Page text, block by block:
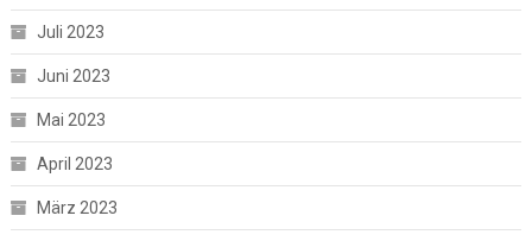
Juli 2023
Juni 2023
Mai 2023
April 2023
März 2023